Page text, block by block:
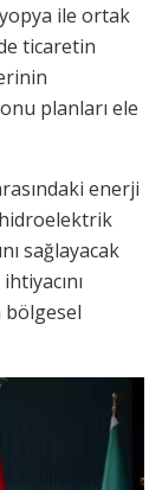
ile ortak
ticaretin
planları ele
enerji
hidroelektrik
sağlayacak
bölgesel